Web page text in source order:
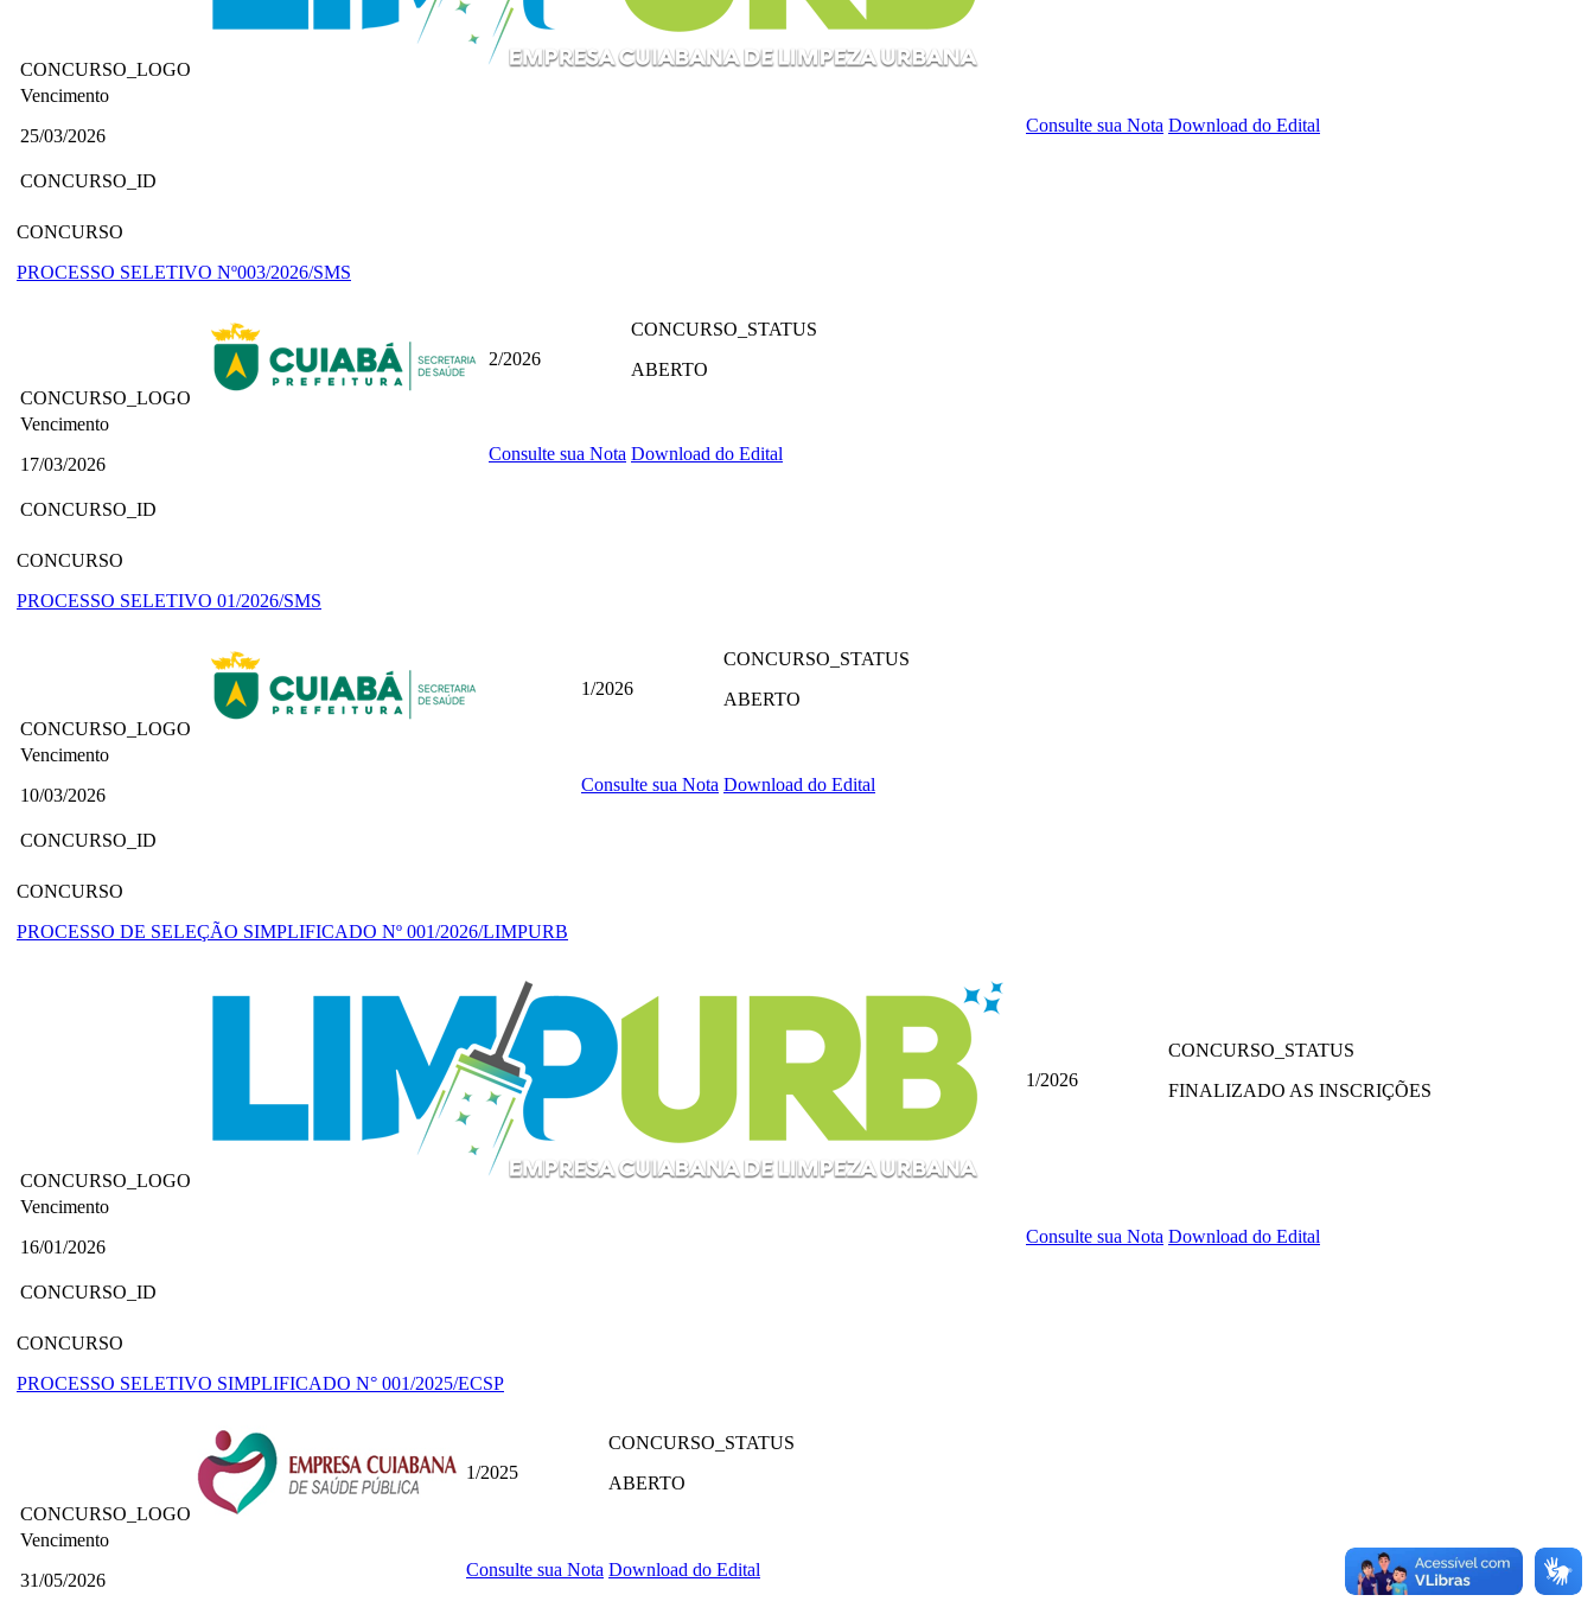
CONCURSO_LOGO
Vencimento
25/03/2026
Consulte sua Nota Download do Edital
CONCURSO_ID
CONCURSO
PROCESSO SELETIVO Nº003/2026/SMS
CONCURSO_LOGO
2/2026
CONCURSO_STATUS
ABERTO
Vencimento
17/03/2026
Consulte sua Nota Download do Edital
CONCURSO_ID
CONCURSO
PROCESSO SELETIVO 01/2026/SMS
CONCURSO_LOGO
1/2026
CONCURSO_STATUS
ABERTO
Vencimento
10/03/2026
Consulte sua Nota Download do Edital
CONCURSO_ID
CONCURSO
PROCESSO DE SELEÇÃO SIMPLIFICADO Nº 001/2026/LIMPURB
CONCURSO_LOGO
1/2026
CONCURSO_STATUS
FINALIZADO AS INSCRIÇÕES
Vencimento
16/01/2026
Consulte sua Nota Download do Edital
CONCURSO_ID
CONCURSO
PROCESSO SELETIVO SIMPLIFICADO N° 001/2025/ECSP
CONCURSO_LOGO
1/2025
CONCURSO_STATUS
ABERTO
Vencimento
31/05/2026
Consulte sua Nota Download do Edital